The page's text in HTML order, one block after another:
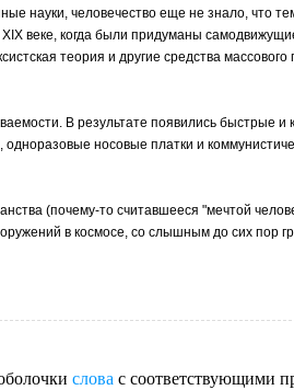
науки, человечество еще не знало, что
веке, когда были придуманы
теория и другие средства
В результате появились быстрые
носовые платки и
(почему-то считавшееся "мечтой
в космосе, со слышным до сих пор
слова с соответствующими